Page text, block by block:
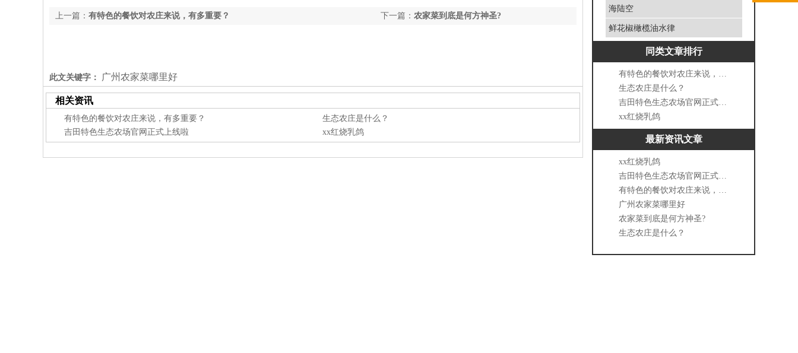
下一篇： 农家菜到底是何方神圣?
上一篇： 有特色的餐饮对农庄来说，有多重要？
此文关键字： 广州农家菜哪里好
相关资讯
有特色的餐饮对农庄来说，有多重要？
生态农庄是什么？
吉田特色生态农场官网正式上线啦
xx红烧乳鸽
海陆空
鲜花椒橄榄油水律
同类文章排行
有特色的餐饮对农庄来说，有多重要？
生态农庄是什么？
吉田特色生态农场官网正式上线啦
xx红烧乳鸽
最新资讯文章
xx红烧乳鸽
吉田特色生态农场官网正式上线啦
有特色的餐饮对农庄来说，有多重要？
广州农家菜哪里好
农家菜到底是何方神圣?
生态农庄是什么？